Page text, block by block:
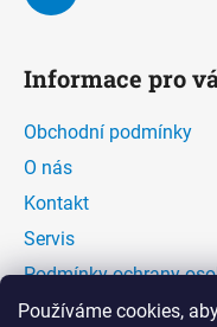
Používáme cookies,
Informace pro
Obchodní podmínky
O nás
Kontakt
Servis
Podmínky ochrany
Kontaktní formulář